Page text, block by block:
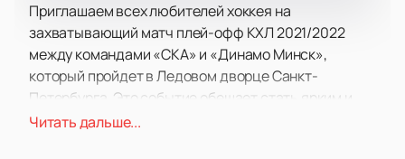
Приглашаем всех любителей хоккея на
захватывающий матч плей-офф КХЛ 2021/2022
между командами «СКА» и «Динамо Минск»,
который пройдет в Ледовом дворце Санкт-
Петербурга. Это событие обещает стать ярким и
незабываемым моментом для всех поклонников
Читать дальше...